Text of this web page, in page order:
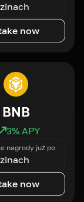
now
BNB
3% APY
nagrody już po
now